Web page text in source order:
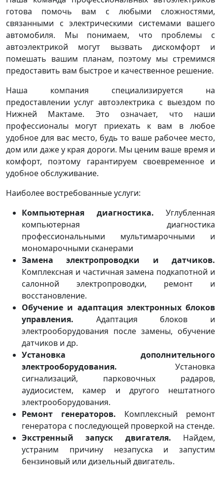
готова помочь вам с любыми сложностями,
связанными с электрическими системами вашего
автомобиля. Мы понимаем, что проблемы с
автоэлектрикой могут вызвать дискомфорт и
помешать вашим планам, поэтому мы стремимся
предоставить вам быстрое и качественное решение.
Наша компания специализируется на
предоставлении услуг автоэлектрика с выездом по
Нижней Мактаме. Это означает, что наши
профессионалы могут приехать к вам в любое
удобное для вас место, будь то ваше рабочее место,
дом или даже у края дороги. Мы ценим ваше время и
комфорт, поэтому гарантируем своевременное и
удобное обслуживание.
Наиболее востребованные услуги:
Компьютерная диагностика. Углубленная
компьютерная диагностика
профессиональными мультимарочными и
мономарочными сканерами
Замена электропроводки и датчиков.
Комплексная и частичная замена подкапотной и
салонной электропроводки, ремонт и
восстановление.
Обучение и адаптация электронных блоков
управления. Адаптация блоков и
электрооборудования после замены, обучение
датчиков и др.
Установка дополнительного
электрооборудования. Установка
сигнализаций, парковочных радаров,
аудиосистем, камер и другого нештатного
электрооборудования.
Ремонт генераторов. Комплексный ремонт
генератора с последующей проверкой на стенде.
Экстренный запуск двигателя. Найдем,
устраним причину незапуска и запустим
бензиновый или дизельный двигатель.